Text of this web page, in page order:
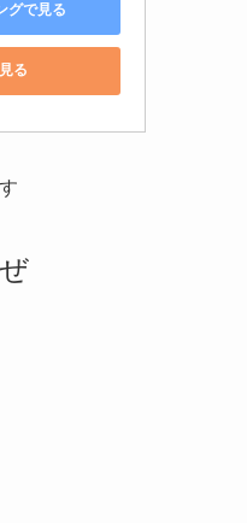
グで見る
る